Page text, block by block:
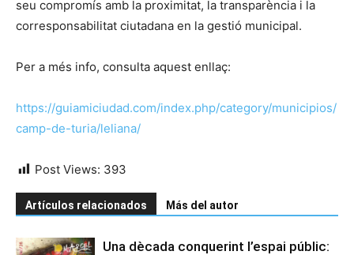
seu compromís amb la proximitat, la transparència i la
corresponsabilitat ciutadana en la gestió municipal.
Per a més info, consulta aquest enllaç:
https://guiamiciudad.com/index.php/category/municipios/
camp-de-turia/leliana/
Post Views: 393
Artículos relacionados Más del autor
Una dècada conquerint l’espai públic: